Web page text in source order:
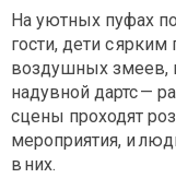
На уютных пуфах
гости, дети с
воздушных змеев,
надувной дартс —
сцены проходят
мероприятия, и
в них.